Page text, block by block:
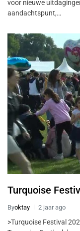
voor nieuwe
aandachtspunt,…
Turquoise
Byoktay 2 jaar ago
>Turquoise Festival